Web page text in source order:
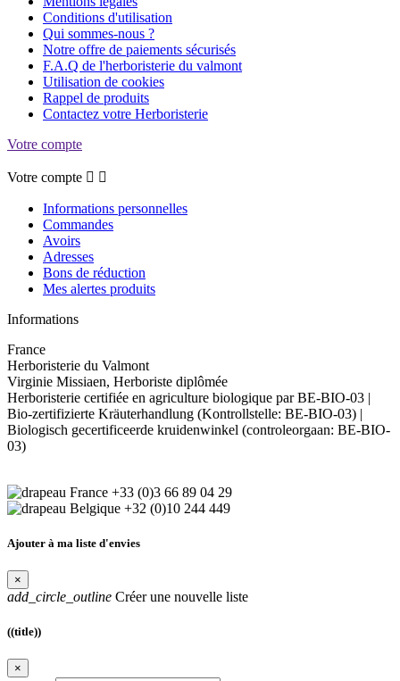
Conditions d'utilisation
Qui sommes-nous ?
Notre offre de paiements sécurisés
F.A.Q de l'herboristerie du valmont
Utilisation de cookies
Rappel de produits
Contactez votre Herboristerie
Votre compte
Votre compte  
Informations personnelles
Commandes
Avoirs
Adresses
Bons de réduction
Mes alertes produits
Informations
France
Herboristerie du Valmont
Virginie Missiaen, Herboriste diplômée
Herboristerie certifiée en agriculture biologique par BE-BIO-03 |
Bio-zertifizierte Kräuterhandlung (Kontrollstelle: BE-BIO-03) |
Biologisch gecertificeerde kruidenwinkel (controleorgaan: BE-BIO-
03)
+33 (0)3 66 89 04 29
+32 (0)10 244 449
Ajouter à ma liste d'envies
×
add_circle_outline Créer une nouvelle liste
((title))
×